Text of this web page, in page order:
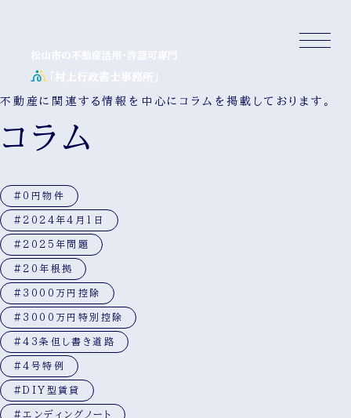
不動産に関連する情報を中心にコラムを掲載しております。
コラム
#0円物件
#2024年4月1日
#2025年問題
#20年根拠
#3000万円控除
#3000万円特別控除
#43条但し書き道路
#4号特例
#DIY型賃貸
#エンディングノート